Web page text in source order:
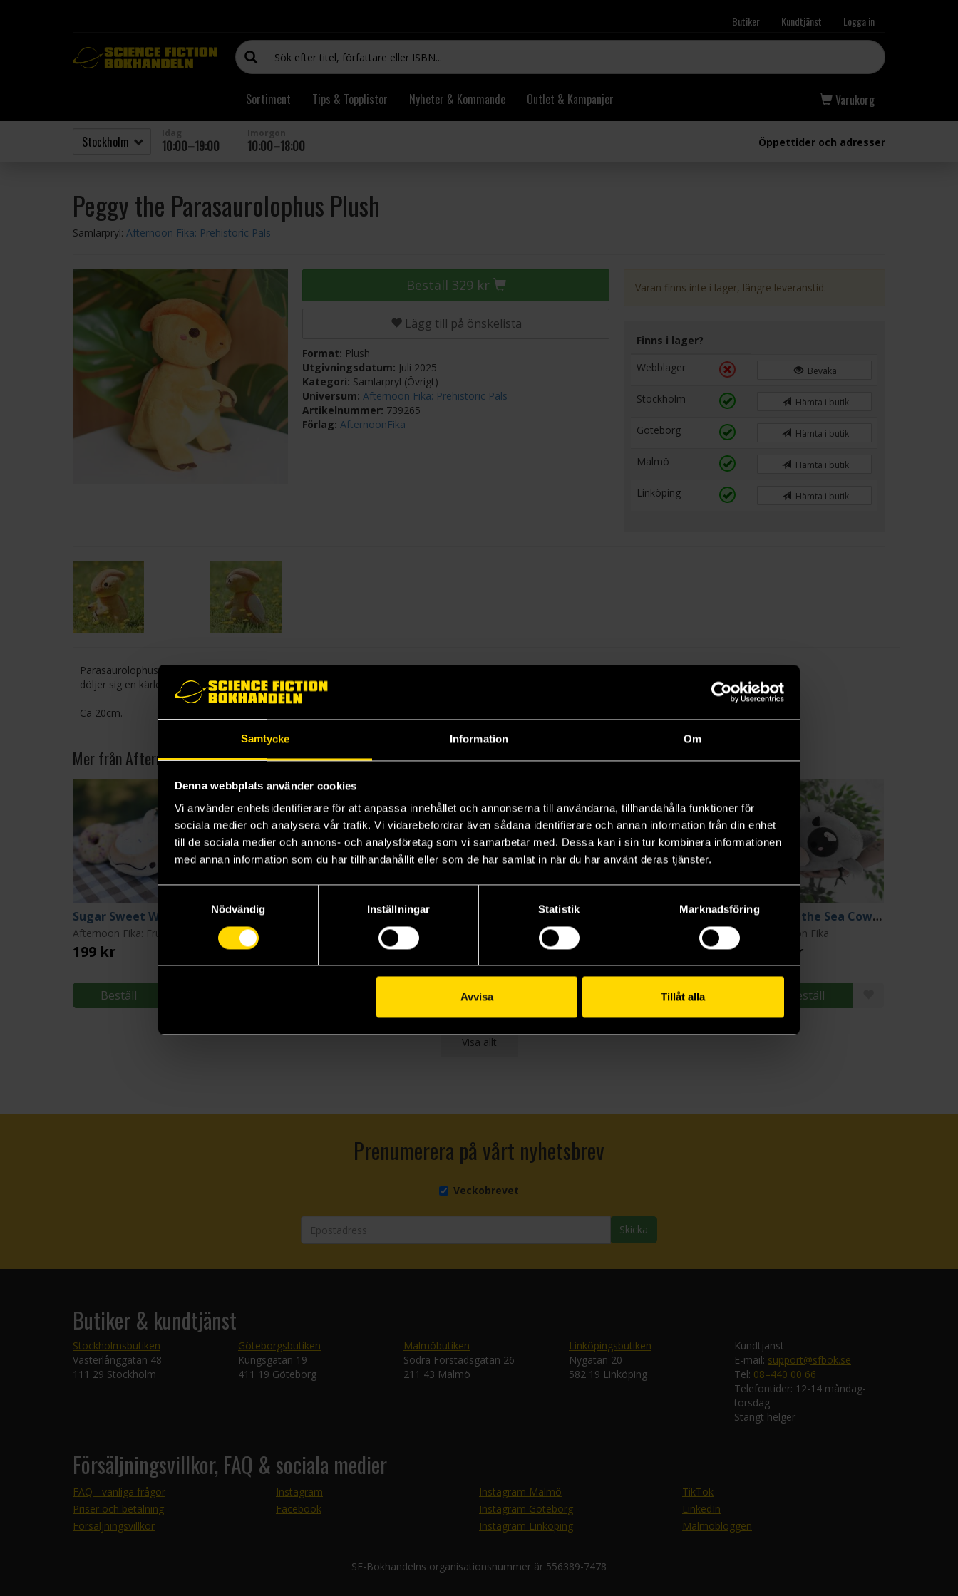
Samtycke Information Om
Denna webbplats använder cookies
Vi använder enhetsidentifierare för att anpassa innehållet och annonserna till användarna, tillhandahålla funktioner för
sociala medier och analysera vår trafik. Vi vidarebefordrar även sådana identifierare och annan information från din enhet
till de sociala medier och annons- och analysföretag som vi samarbetar med. Dessa kan i sin tur kombinera informationen
med annan information som du har tillhandahållit eller som de har samlat in när du har använt deras tjänster.
Nödvändig
Inställningar Statistik Marknadsföring
Avvisa Tillåt alla
Butiker Kundtjänst Logga in
Sortiment Tips & Topplistor Nyheter & Kommande Outlet & Kampanjer Varukorg
10:00–19:00 10:00–18:00 Öppettider och adresser
Peggy the Parasaurolophus Plush
Samlarpryl: Afternoon Fika: Prehistoric Pals
Beställ 329 kr
Lägg till på önskelista
Format: Plush
Utgivningsdatum: Juli 2025
Kategori: Samlarpryl (Övrigt)
Universum:Afternoon Fika: Prehistoric Pals
Artikelnummer: 739265
Förlag:AfternoonFika
Varan finns inte i lager, längre leveranstid.
Finns i lager?
Webblager
Bevaka
Stockholm Hämta i butik
Göteborg Hämta i butik
Malmö Hämta i butik
Linköping Hämta i butik
Parasaurolophusen Peggy är lite blyg och blir lättskrämd. Hon kan inte rå för det! Men under hennes blyghet och försiktighet
döljer sig en kärleksfull, snäll och söt flicka, som gärna vill bli din vän!
Ca 20cm.
Mer från AfternoonFika
199 kr
Beställ
199 kr
Afternoon Fika
329 kr
Afternoon Fika
Chocolate Sweet Whaleshark Plush Keychain
Afternoon Fika: Fruit Sharks
Beställ
Umiko the Sea Cow Plush 50 cm
Afternoon Fika
529 kr
Beställ
Visa allt
Prenumerera på vårt nyhetsbrev
Veckobrevet
Skicka
Butiker & kundtjänst
Stockholmsbutiken
Västerlånggatan 48
111 29 Stockholm
Göteborgsbutiken
Kungsgatan 19
411 19 Göteborg
Malmöbutiken
Södra Förstadsgatan 26
211 43 Malmö
Linköpingsbutiken
Nygatan 20
582 19 Linköping
Kundtjänst
E-mail: support@sfbok.se
Tel: 08–440 00 66
Telefontider: 12-14 måndag-
torsdag
Stängt helger
Försäljningsvillkor, FAQ & sociala medier
FAQ - vanliga frågor
Priser och betalning
Försäljningsvillkor
Instagram
Facebook
Instagram Malmö
Instagram Göteborg
Instagram Linköping
TikTok
LinkedIn
Malmöbloggen
SF-Bokhandelns organisationsnummer är 556389-7478